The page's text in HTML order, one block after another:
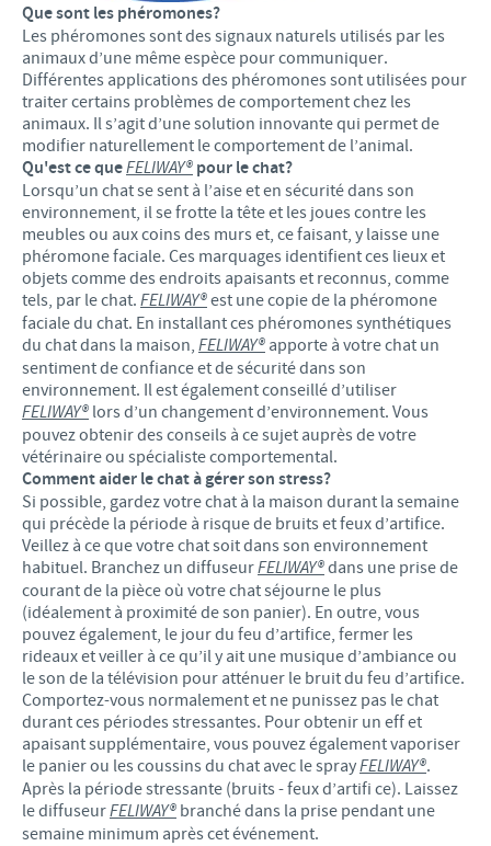
Que sont les phéromones?
Les phéromones sont des signaux naturels utilisés par les
animaux d’une même espèce pour communiquer.
Différentes applications des phéromones sont utilisées pour
traiter certains problèmes de comportement chez les
animaux. Il s’agit d’une solution innovante qui permet de
modifier naturellement le comportement de l’animal.
Qu'est ce queFELIWAY®pour le chat?
Lorsqu’un chat se sent à l’aise et en sécurité dans son
environnement, il se frotte la tête et les joues contre les
meubles ou aux coins des murs et, ce faisant, y laisse une
phéromone faciale. Ces marquages identifient ces lieux et
objets comme des endroits apaisants et reconnus, comme
tels, par le chat. FELIWAY®est une copie de la phéromone
faciale du chat. En installant ces phéromones synthétiques
du chat dans la maison, FELIWAY® apporte à votre chat un
sentiment de confiance et de sécurité dans son
environnement. Il est également conseillé d’utiliser
FELIWAY® lors d’un changement d’environnement. Vous
pouvez obtenir des conseils à ce sujet auprès de votre
vétérinaire ou spécialiste comportemental.
Comment aider le chat à gérer son stress?
Si possible, gardez votre chat à la maison durant la semaine
qui précède la période à risque de bruits et feux d’artifice.
Veillez à ce que votre chat soit dans son environnement
habituel. Branchez un diffuseurFELIWAY®dans une prise de
courant de la pièce où votre chat séjourne le plus
(idéalement à proximité de son panier). En outre, vous
pouvez également, le jour du feu d’artifice, fermer les
rideaux et veiller à ce qu’il y ait une musique d’ambiance ou
le son de la télévision pour atténuer le bruit du feu d’artifice.
Comportez-vous normalement et ne punissez pas le chat
durant ces périodes stressantes. Pour obtenir un eff et
apaisant supplémentaire, vous pouvez également vaporiser
le panier ou les coussins du chat avec le sprayFELIWAY®.
Après la période stressante (bruits - feux d’artifi ce). Laissez
le diffuseurFELIWAY® branché dans la prise pendant une
semaine minimum après cet événement.